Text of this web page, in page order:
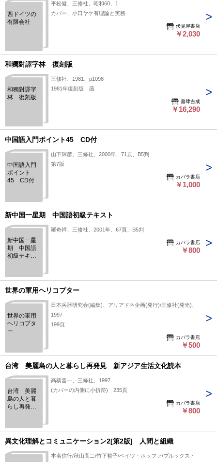
西ドイツの
有限会社
平松健、三修社、昭和60、1
カバー、小口ヤケ有理論と実務
伏見屋書店
￥2,030
和獨對譯字林 復刻版
和獨對譯字
林 復刻版
三修社、1981、p1098
1981年復刻版 函
書肆吉成
￥16,290
中国語入門ポイント45 CD付
中国語入門
ポイント
45 CD付
山下輝彦、三修社、2000年、71頁、B5判
第7版
カバラ書店
￥1,000
新中国一星期 中国語初級テキスト
新中国一星
期 中国語
初級テキス
羅奇祥、三修社、2001年、67頁、B5判
カバラ書店
￥800
世界の軍用ヘリコプター
世界の軍用
ヘリコプタ
ー
日本兵器研究会(編集)、アリアドネ企画(発行)/三修社(発売)、
1997
199頁
カバラ書店
￥500
台湾 美麗島の人と暮らし再発見 新アジア生活文化読本
台湾 美麗
島の人と暮
らし再発
読本
高橋晋一、三修社、1997
(カバーの内側に小折跡) 235頁
カバラ書店
￥800
異文化理解とコミュニケーション2[第2版] 人間と組織
本名信行/秋山高二/竹下裕子/ベイツ・ホッファ/ブルックス・